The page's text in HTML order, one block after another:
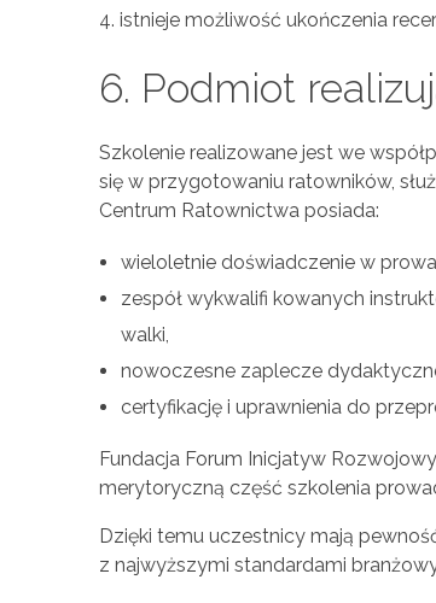
istnieje możliwość ukończenia
6. Podmiot
Szkolenie realizowane jest we
się w przygotowaniu ratowników,
Centrum Ratownictwa posiada:
wieloletnie doświadczenie w
zespół wykwalifi kowanych
walki,
nowoczesne zaplecze
certyfikację i uprawnienia do
Fundacja Forum Inicjatyw
merytoryczną część szkolenia
Dzięki temu uczestnicy mają
z najwyższymi standardami